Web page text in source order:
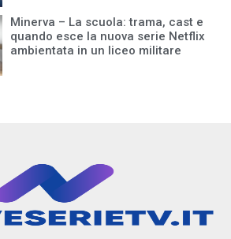
Minerva – La scuola: trama, cast e
quando esce la nuova serie Netflix
ambientata in un liceo militare